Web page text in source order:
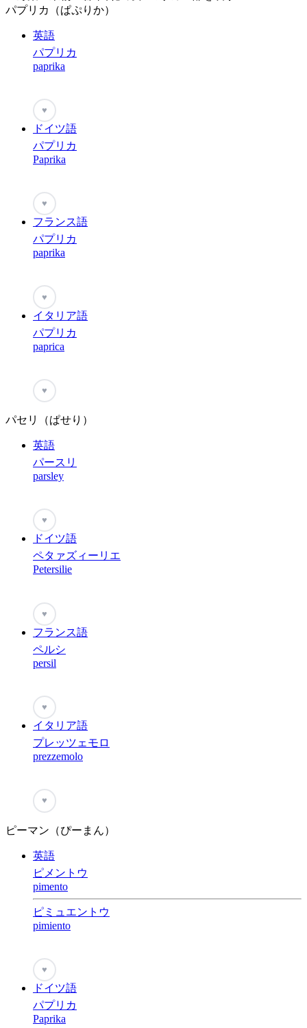
パプリカ（ぱぷりか）
英語
パプリカ
paprika
♥
ドイツ語
パプリカ
Paprika
♥
フランス語
パプリカ
paprika
♥
イタリア語
パプリカ
paprica
♥
パセリ（ぱせり）
英語
パースリ
parsley
♥
ドイツ語
ペタァズィーリエ
Petersilie
♥
フランス語
ペルシ
persil
♥
イタリア語
プレッツェモロ
prezzemolo
♥
ピーマン（ぴーまん）
英語
ピメントウ
pimento
ピミュエントウ
pimiento
♥
ドイツ語
パプリカ
Paprika